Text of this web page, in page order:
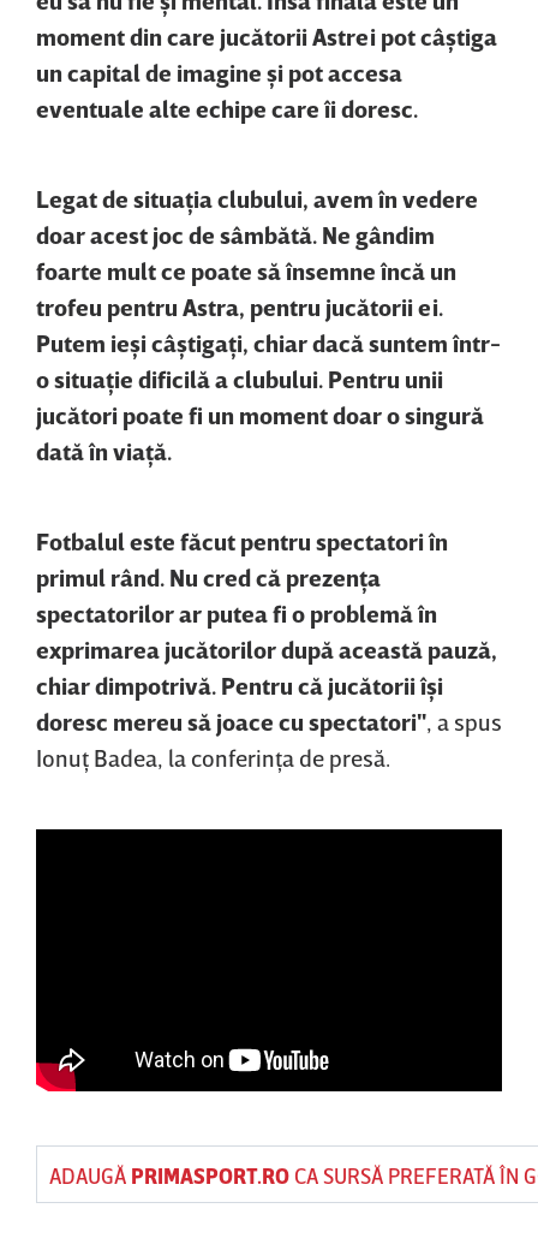
moment din care jucătorii Astrei pot câştiga
un capital de imagine şi pot accesa
eventuale alte echipe care îi doresc.
Legat de situaţia clubului, avem în vedere
doar acest joc de sâmbătă. Ne gândim
foarte mult ce poate să însemne încă un
trofeu pentru Astra, pentru jucătorii ei.
Putem ieşi câştigaţi, chiar dacă suntem într-
o situaţie dificilă a clubului. Pentru unii
jucători poate fi un moment doar o singură
dată în viaţă.
Fotbalul este făcut pentru spectatori în
primul rând. Nu cred că prezenţa
spectatorilor ar putea fi o problemă în
exprimarea jucătorilor după această pauză,
chiar dimpotrivă. Pentru că jucătorii îşi
doresc mereu să joace cu spectatori" , a spus
Ionuţ Badea, la conferinţa de presă.
ADAUGĂ PRIMASPORT.ROCA SURSĂ PREFERATĂ ÎN